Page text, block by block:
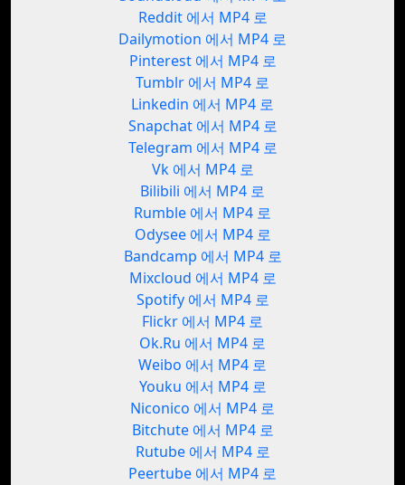
Reddit 에서 MP4 로
Dailymotion 에서 MP4 로
Pinterest 에서 MP4 로
Tumblr 에서 MP4 로
Linkedin 에서 MP4 로
Snapchat 에서 MP4 로
Telegram 에서 MP4 로
Vk 에서 MP4 로
Bilibili 에서 MP4 로
Rumble 에서 MP4 로
Odysee 에서 MP4 로
Bandcamp 에서 MP4 로
Mixcloud 에서 MP4 로
Spotify 에서 MP4 로
Flickr 에서 MP4 로
Ok.Ru 에서 MP4 로
Weibo 에서 MP4 로
Youku 에서 MP4 로
Niconico 에서 MP4 로
Bitchute 에서 MP4 로
Rutube 에서 MP4 로
Peertube 에서 MP4 로